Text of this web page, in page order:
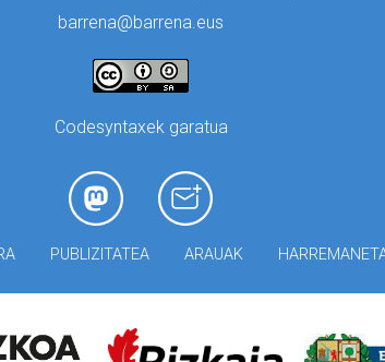
barrena@barrena.eus
Codesyntaxek garatua
PUBLIZITATEA ARAUAK